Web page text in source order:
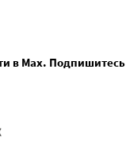
в Max. Подпишитесь